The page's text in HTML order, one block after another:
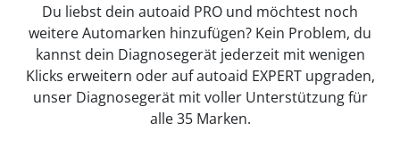
Du liebst dein autoaid PRO und möchtest noch
weitere Automarken hinzufügen? Kein Problem, du
kannst dein Diagnosegerät jederzeit mit wenigen
Klicks erweitern oder auf autoaid EXPERT upgraden,
unser Diagnosegerät mit voller Unterstützung für
alle 35 Marken.